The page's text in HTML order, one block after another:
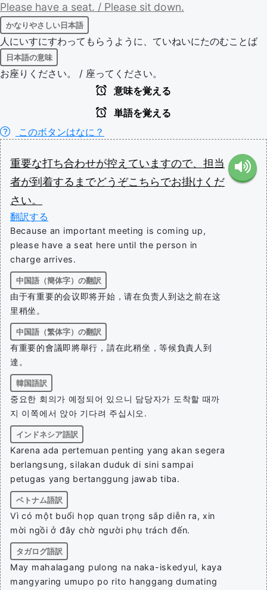
Please have a seat. / Please sit down.
かなりやさしい日本語
人にいすにすわってもらうように、ていねいにたのむことば
日本語の意味
お座りください。 / 座ってください。
意味を覚える
単語を覚える
このボタンはなに？
重要な打ち合わせが控え てい ますので、 担当
者が到着する までどうぞこちらでお掛け くだ
さい。
翻訳する
Because an important meeting is coming up,
please have a seat here until the person in
charge arrives.
中国語（簡体字）の翻訳
由于有重要的会议即将开始，请在负责人到达之前在这
里稍坐。
中国語（繁体字）の翻訳
有重要的會議即將舉行，請在此稍坐，等候負責人到
達。
韓国語訳
중요한 회의가 예정되어 있으니 담당자가 도착할 때까
지 이쪽에서 앉아 기다려 주십시오.
インドネシア語訳
Karena ada pertemuan penting yang akan segera
berlangsung, silakan duduk di sini sampai
petugas yang bertanggung jawab tiba.
ベトナム語訳
Vì có một buổi họp quan trọng sắp diễn ra, xin
mời ngồi ở đây chờ người phụ trách đến.
タガログ語訳
May mahalagang pulong na naka-iskedyul, kaya
mangyaring umupo po rito hanggang dumating